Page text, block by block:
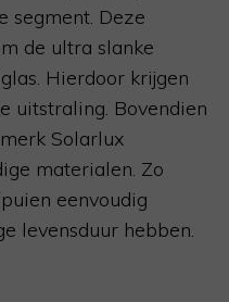
segment. Deze
de ultra slanke
Hierdoor krijgen
uitstraling. Bovendien
Solarlux
materialen. Zo
eenvoudig
levensduur hebben.